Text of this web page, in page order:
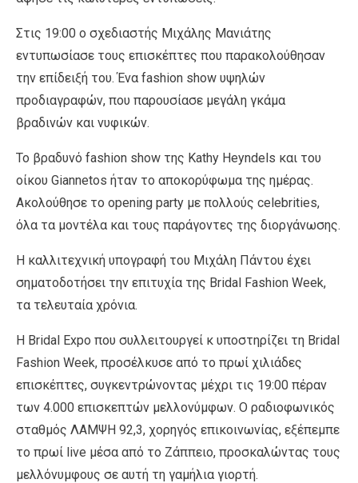
Στις 19:00 ο σχεδιαστής Μιχάλης Μανιάτης
εντυπωσίασε τους επισκέπτες που παρακολούθησαν
την επίδειξή του. Ένα fashion show υψηλών
προδιαγραφών, που παρουσίασε μεγάλη γκάμα
βραδινών και νυφικών.
Το βραδυνό fashion show της Kathy Heyndels και του
οίκου Giannetos ήταν το αποκορύφωμα της ημέρας.
Ακολούθησε το opening party με πολλούς celebrities,
όλα τα μοντέλα και τους παράγοντες της διοργάνωσης.
Η καλλιτεχνική υπογραφή του Μιχάλη Πάντου έχει
σηματοδοτήσει την επιτυχία της Bridal Fashion Week,
τα τελευταία χρόνια.
Η Βridal Expo που συλλειτουργεί κ υποστηρίζει τη Bridal
Fashion Week, προσέλκυσε από το πρωί χιλιάδες
επισκέπτες, συγκεντρώνοντας μέχρι τις 19:00 πέραν
των 4.000 επισκεπτών μελλονύμφων. Ο ραδιοφωνικός
σταθμός ΛΑΜΨΗ 92,3, χορηγός επικοινωνίας, εξέπεμπε
το πρωί live μέσα από το Ζάππειο, προσκαλώντας τους
μελλόνυμφους σε αυτή τη γαμήλια γιορτή.